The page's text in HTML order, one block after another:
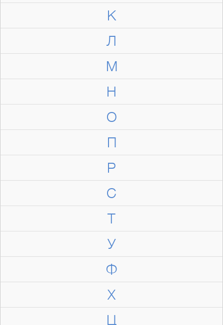
К
Л
М
Н
О
П
Р
С
Т
У
Ф
Х
Ц